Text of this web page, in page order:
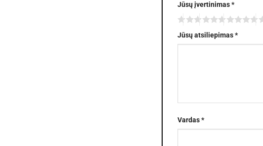
Jūsų įvertinimas*
Jūsų atsiliepimas*
Vardas*